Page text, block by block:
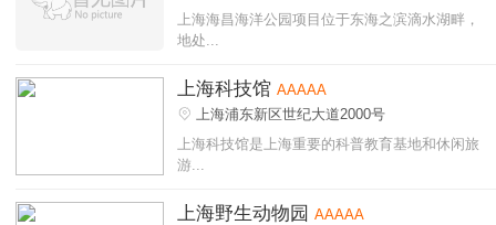
上海海昌海洋公园项目位于东海之滨滴水湖畔，
地处...
上海科技馆 AAAAA
上海浦东新区世纪大道2000号
上海科技馆是上海重要的科普教育基地和休闲旅
游...
上海野生动物园 AAAAA